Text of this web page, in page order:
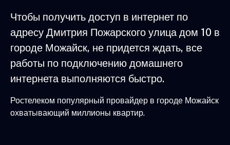
Чтобы получить доступ в интернет по
адресу Дмитрия Пожарского улица дом 10 в
городе Можайск, не придется ждать, все
работы по подключению домашнего
интернета выполняются быстро.
Ростелеком популярный провайдер в городе Можайск
охватывающий миллионы квартир.